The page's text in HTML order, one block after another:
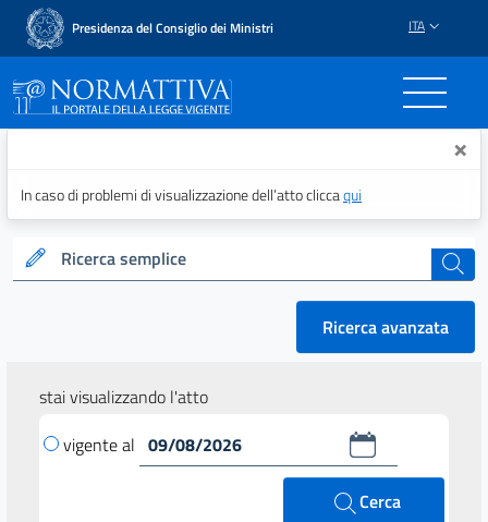
Presidenza del Consiglio dei Ministri ITA
Normattiva - Il portale ×
In caso di problemi di visualizzazione dell’atto cliccaqui
Ricerca semplice cerca
Ricerca avanzata
stai visualizzando l'atto
vigente al
Cerca